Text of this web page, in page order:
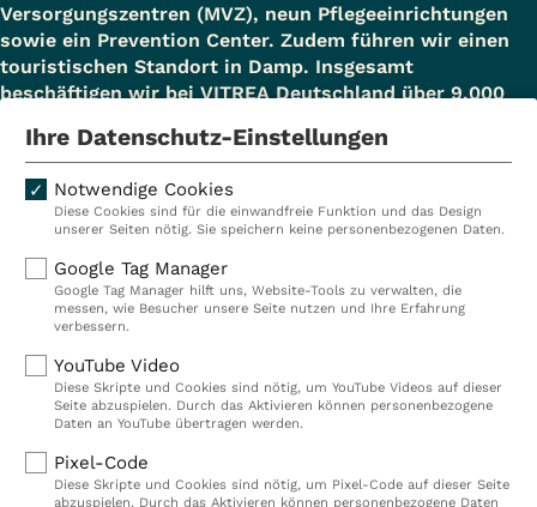
Versorgungszentren (MVZ), neun Pflegeeinrichtungen
sowie ein Prevention Center. Zudem führen wir einen
touristischen Standort in Damp. Insgesamt
beschäftigen wir bei VITREA Deutschland über 9.000
Kliniken
Ambulant
Reha
Prävention
Karriere
VITREA Deutschland
IMPRESSUM
HINWEISGEBERSYSTEM
Ihre Datenschutz-Einstellungen
Notwendige Cookies
Diese Cookies sind für die einwandfreie Funktion und das Design
unserer Seiten nötig. Sie speichern keine personenbezogenen Daten.
Google Tag Manager
Google Tag Manager hilft uns, Website-Tools zu verwalten, die
messen, wie Besucher unsere Seite nutzen und Ihre Erfahrung
verbessern.
YouTube Video
Diese Skripte und Cookies sind nötig, um YouTube Videos auf dieser
Seite abzuspielen. Durch das Aktivieren können personenbezogene
Daten an YouTube übertragen werden.
Pixel-Code
Diese Skripte und Cookies sind nötig, um Pixel-Code auf dieser Seite
abzuspielen. Durch das Aktivieren können personenbezogene Daten